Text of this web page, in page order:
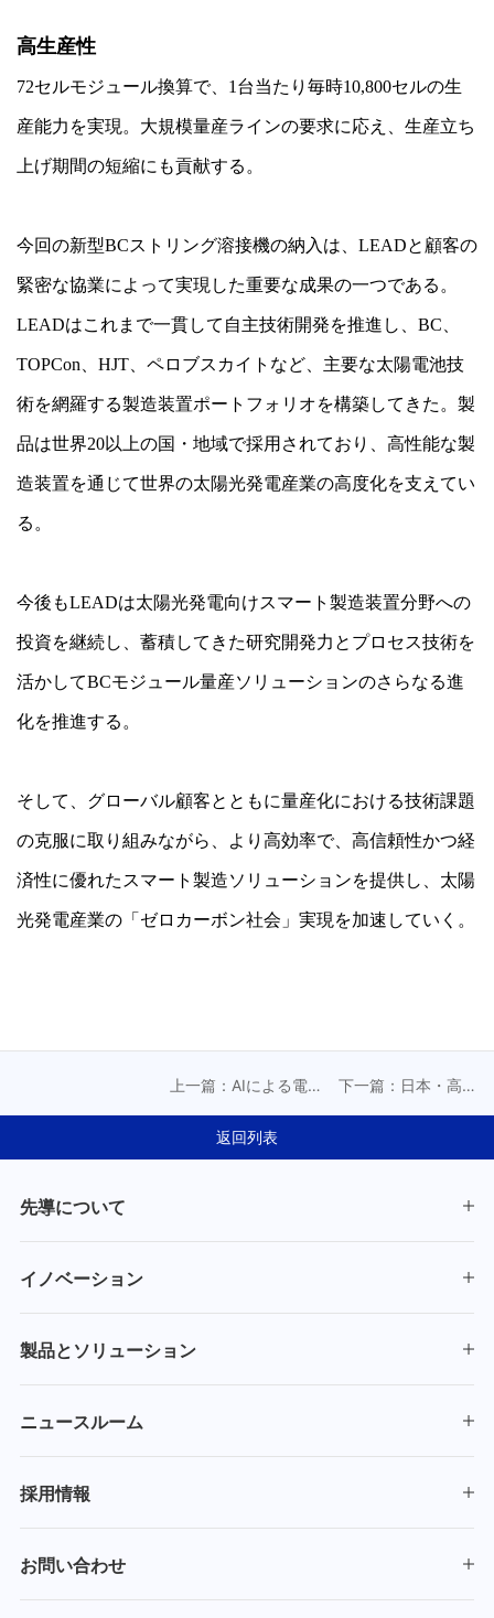
高生産性
72セルモジュール換算で、1台当たり毎時10,800セルの生
産能力を実現。大規模量産ラインの要求に応え、生産立ち
上げ期間の短縮にも貢献する。
今回の新型BCストリング溶接機の納入は、LEADと顧客の
緊密な協業によって実現した重要な成果の一つである。
LEADはこれまで一貫して自主技術開発を推進し、BC、
TOPCon、HJT、ペロブスカイトなど、主要な太陽電池技
術を網羅する製造装置ポートフォリオを構築してきた。製
品は世界20以上の国・地域で採用されており、高性能な製
造装置を通じて世界の太陽光発電産業の高度化を支えてい
る。
今後もLEADは太陽光発電向けスマート製造装置分野への
投資を継続し、蓄積してきた研究開発力とプロセス技術を
活かしてBCモジュール量産ソリューションのさらなる進
化を推進する。
そして、グローバル顧客とともに量産化における技術課題
の克服に取り組みながら、より高効率で、高信頼性かつ経
済性に優れたスマート製造ソリューションを提供し、太陽
光発電産業の「ゼロカーボン社会」実現を加速していく。
上一篇：AIによる電力
し、LeadがSOFC製
造の解決策を見出し
下一篇：日本・高崎
LEADのロール材搬送
の自動化高度化を支
返回列表
先導について
イノベーション
製品とソリューション
ニュースルーム
採用情報
お問い合わせ